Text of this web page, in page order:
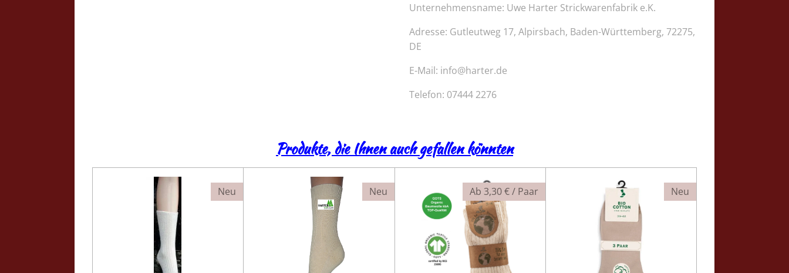
Unternehmensname: Uwe Harter Strickwarenfabrik e.K.
Adresse: Gutleutweg 17, Alpirsbach, Baden-Württemberg, 72275,
DE
E-Mail: info@harter.de
Telefon: 07444 2276
Produkte, die Ihnen auch gefallen könnten
Neu Neu Ab 3,30 € / Paar Neu